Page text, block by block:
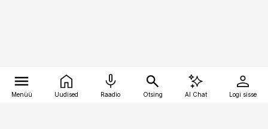
Menüü Uudised Raadio Otsing AI Chat Logi sisse